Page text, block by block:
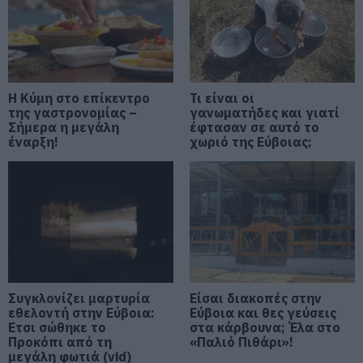
Εύβοια: Σε αυτό το γραφικό χωριό
μοίρασαν Κεσκέσι τη
Μεταμόρφωση του Σωτήρος
07.08.2026 | 09:00
Ποιες περιοχές δεν θα έχουν
ρεύμα σήμερα στην Εύβοια
07.08.2026 | 08:45
Εορτολόγιο: Ποιοι γιορτάζουν
σήμερα, Παρασκευή 7 Αυγούστου
Καιρός: Πάνω από 35 βαθμούς
σήμερα η θερμοκρασία στην
Εύβοια
07.08.2026 | 08:15
Η Κύμη στο επίκεντρο
της γαστρονομίας –
Σήμερα η μεγάλη
έναρξη!
Τι είναι οι
γανωματήδες και γιατί
έφτασαν σε αυτό το
χωριό της Εύβοιας;
Συγκλονίζει μαρτυρία
εθελοντή στην Εύβοια:
Ετσι σώθηκε το
Προκόπι από τη
μεγάλη φωτιά (vid)
Είσαι διακοπές στην
Εύβοια και θες γεύσεις
στα κάρβουνα; Έλα στο
«Παλιό Πιθάρι»!